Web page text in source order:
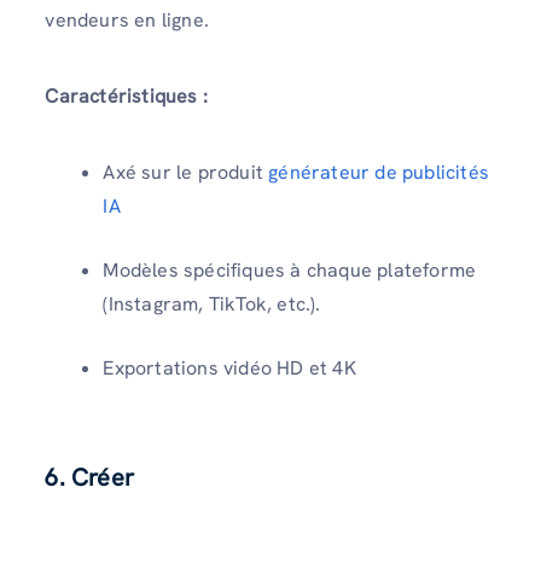
vendeurs en ligne.
Caractéristiques :
Axé sur le produit générateur de publicités
IA
Modèles spécifiques à chaque plateforme
(Instagram, TikTok, etc.).
Exportations vidéo HD et 4K
6. Créer